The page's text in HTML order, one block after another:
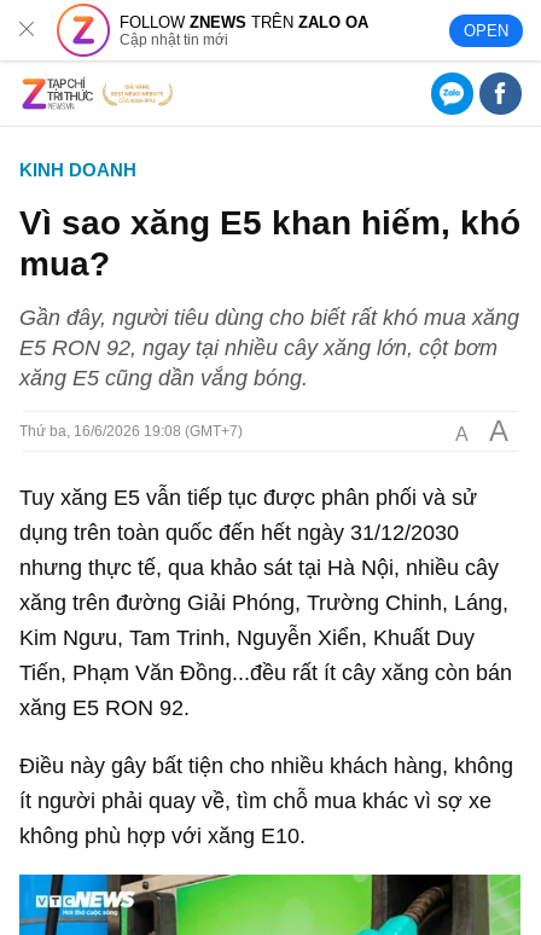
FOLLOWZNEWS TRÊNZALO OA
Cập nhật tin mới OPEN
KINH DOANH
Vì sao xăng E5 khan hiếm, khó
mua?
Gần đây, người tiêu dùng cho biết rất khó mua xăng
E5 RON 92, ngay tại nhiều cây xăng lớn, cột bơm
xăng E5 cũng dần vắng bóng.
Thứ ba, 16/6/2026 19:08 (GMT+7) A A
Tuy xăng E5 vẫn tiếp tục được phân phối và sử
dụng trên toàn quốc đến hết ngày 31/12/2030
nhưng thực tế, qua khảo sát tại Hà Nội, nhiều cây
xăng trên đường Giải Phóng, Trường Chinh, Láng,
Kim Ngưu, Tam Trinh, Nguyễn Xiển, Khuất Duy
Tiến, Phạm Văn Đồng...đều rất ít cây xăng còn bán
xăng E5 RON 92.
Điều này gây bất tiện cho nhiều khách hàng, không
ít người phải quay về, tìm chỗ mua khác vì sợ xe
không phù hợp với xăng E10.